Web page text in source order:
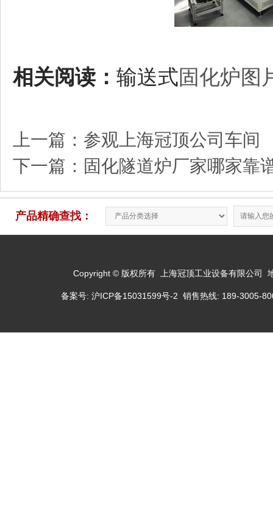
相关阅读： 输送式固化炉图
上一篇： 参观上海冠顶公司车间
下一篇： 固化隧道炉厂家哪家靠
产品精确查找：
Copyright © 版权所有 上海冠顶工业设备有限公司
备案号: 沪ICP备15031599号-2 销售热线: 189-3005-